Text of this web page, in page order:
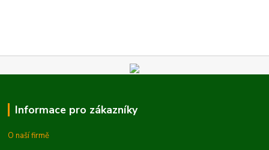
Informace pro zákazníky
O naší firmě